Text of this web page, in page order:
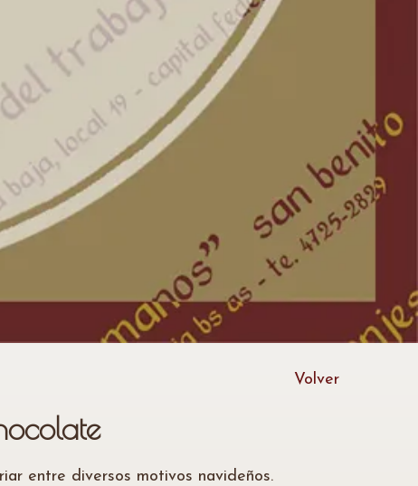
Volver
entre diversos motivos navideños.